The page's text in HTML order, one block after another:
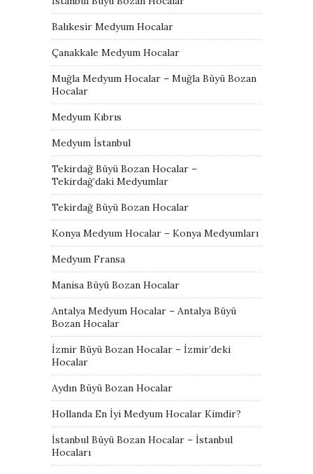
Balıkesir Medyum Hocalar
Çanakkale Medyum Hocalar
Muğla Medyum Hocalar – Muğla Büyü Bozan
Hocalar
Medyum Kıbrıs
Medyum İstanbul
Tekirdağ Büyü Bozan Hocalar –
Tekirdağ’daki Medyumlar
Tekirdağ Büyü Bozan Hocalar
Konya Medyum Hocalar – Konya Medyumları
Medyum Fransa
Manisa Büyü Bozan Hocalar
Antalya Medyum Hocalar – Antalya Büyü
Bozan Hocalar
İzmir Büyü Bozan Hocalar – İzmir’deki
Hocalar
Aydın Büyü Bozan Hocalar
Hollanda En İyi Medyum Hocalar Kimdir?
İstanbul Büyü Bozan Hocalar – İstanbul
Hocaları